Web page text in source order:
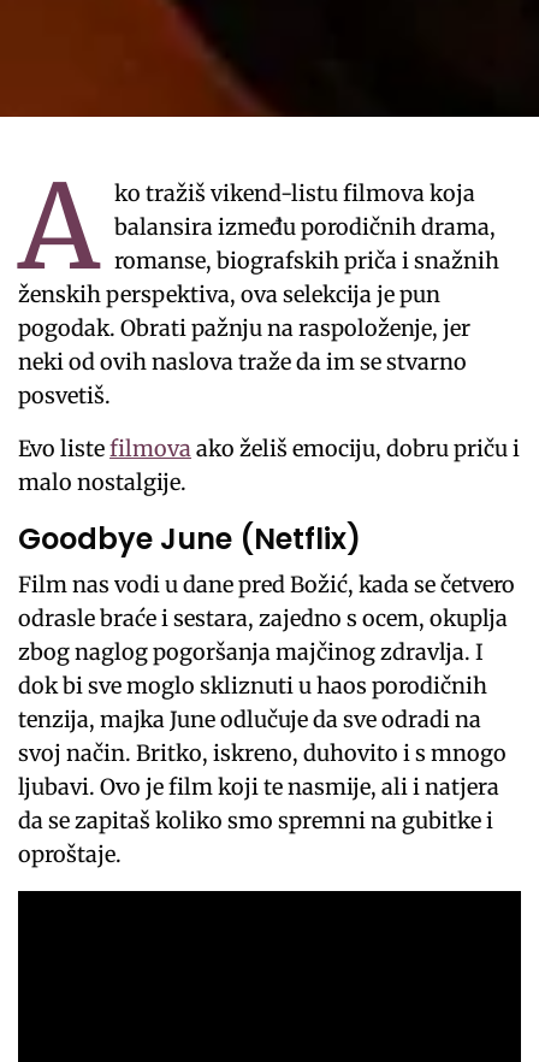
A ko tražiš vikend-listu filmova koja
balansira između porodičnih drama,
romanse, biografskih priča i snažnih
ženskih perspektiva, ova selekcija je pun
pogodak. Obrati pažnju na raspoloženje, jer
neki od ovih naslova traže da im se stvarno
posvetiš.
Evo listefilmovaako želiš emociju, dobru priču i
malo nostalgije.
Goodbye June (Netflix)
Film nas vodi u dane pred Božić, kada se četvero
odrasle braće i sestara, zajedno s ocem, okuplja
zbog naglog pogoršanja majčinog zdravlja. I
dok bi sve moglo skliznuti u haos porodičnih
tenzija, majka June odlučuje da sve odradi na
svoj način. Britko, iskreno, duhovito i s mnogo
ljubavi. Ovo je film koji te nasmije, ali i natjera
da se zapitaš koliko smo spremni na gubitke i
oproštaje.